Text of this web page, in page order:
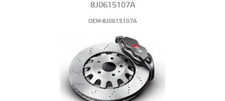
8J0615107A
OEM-8J0615107A